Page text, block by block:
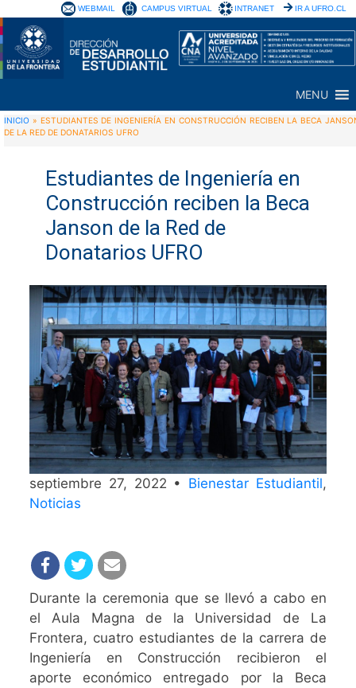
WEBMAIL CAMPUS VIRTUAL INTRANET IR A UFRO.CL
MENU
INICIO » ESTUDIANTES DE INGENIERÍA EN CONSTRUCCIÓN RECIBEN LA BECA
DE LA RED DE DONATARIOS UFRO
Estudiantes de Ingeniería en
Construcción reciben la Beca
Janson de la Red de
Donatarios UFRO
septiembre 27, 2022 • Bienestar Estudiantil,
Noticias
Durante la ceremonia que se llevó a cabo en
el Aula Magna de la Universidad de La
Frontera, cuatro estudiantes de la carrera de
Ingeniería en Construcción recibieron el
aporte económico entregado por la Beca